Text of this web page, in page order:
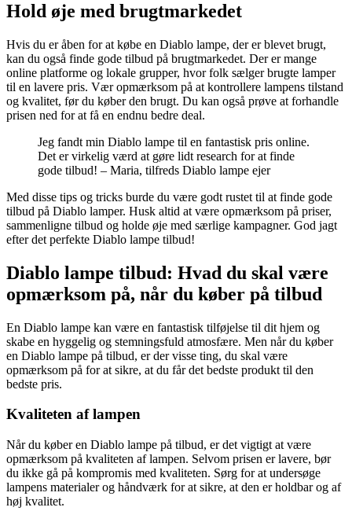
Hold øje med brugtmarkedet
Hvis du er åben for at købe en Diablo lampe, der er blevet brugt,
kan du også finde gode tilbud på brugtmarkedet. Der er mange
online platforme og lokale grupper, hvor folk sælger brugte lamper
til en lavere pris. Vær opmærksom på at kontrollere lampens tilstand
og kvalitet, før du køber den brugt. Du kan også prøve at forhandle
prisen ned for at få en endnu bedre deal.
Jeg fandt min Diablo lampe til en fantastisk pris online.
Det er virkelig værd at gøre lidt research for at finde
gode tilbud! – Maria, tilfreds Diablo lampe ejer
Med disse tips og tricks burde du være godt rustet til at finde gode
tilbud på Diablo lamper. Husk altid at være opmærksom på priser,
sammenligne tilbud og holde øje med særlige kampagner. God jagt
efter det perfekte Diablo lampe tilbud!
Diablo lampe tilbud: Hvad du skal være
opmærksom på, når du køber på tilbud
En Diablo lampe kan være en fantastisk tilføjelse til dit hjem og
skabe en hyggelig og stemningsfuld atmosfære. Men når du køber
en Diablo lampe på tilbud, er der visse ting, du skal være
opmærksom på for at sikre, at du får det bedste produkt til den
bedste pris.
Kvaliteten af ​​lampen
Når du køber en Diablo lampe på tilbud, er det vigtigt at være
opmærksom på kvaliteten af ​​lampen. Selvom prisen er lavere, bør
du ikke gå på kompromis med kvaliteten. Sørg for at undersøge
lampens materialer og håndværk for at sikre, at den er holdbar og af
høj kvalitet.